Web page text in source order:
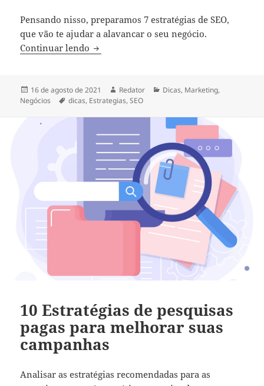
Pensando nisso, preparamos 7 estratégias de SEO,
que vão te ajudar a alavancar o seu negócio.
Continuar lendo 7 estratégias de SEO
Publicado
em
16 de agosto de 2021 Autor
Redator Categorias
Dicas, Marketing,
Negócios
Tags
dicas, Estrategias,SEO
10 Estratégias de pesquisas
pagas para melhorar suas
campanhas
Analisar as estratégias recomendadas para as